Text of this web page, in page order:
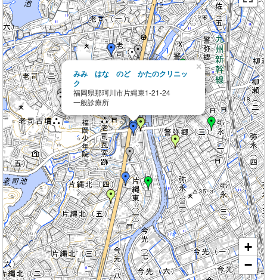
みみ はな のど かたのクリニッ
ク
福岡県那珂川市片縄東1-21-24
一般診療所
×
+
−